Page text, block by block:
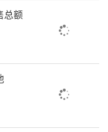
总额